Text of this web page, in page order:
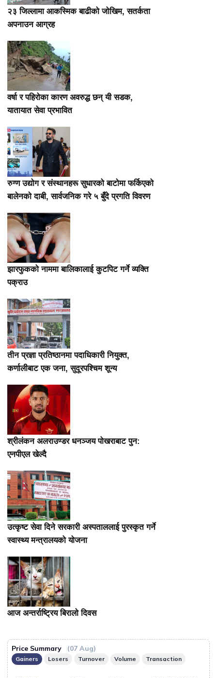
२३ जिल्लामा आकस्मिक बाढीको जोखिम, सतर्कता
अपनाउन आग्रह
वर्षा र पहिरोका कारण अवरुद्ध छन् यी सडक,
यातायात सेवा प्रभावित
रुग्ण उद्योग र संस्थानहरू सुधारको बाटोमा फर्किएको
बालेनकाे दाबी, सार्वजनिक गरे ५ बुँदे प्रगति विवरण
झारफुकको नाममा बालिकालाई कुटपिट गर्ने व्यक्ति
पक्राउ
तीन प्रज्ञा प्रतिष्ठानमा पदाधिकारी नियुक्त,
कर्णालीबाट एक जना, सुदूरपश्चिम शून्य
श्रीलंकन अलराउण्डर धनञ्जय पोखराबाट पुन:
एनपीएल खेल्दै
उत्कृष्ट सेवा दिने सरकारी अस्पताललाई पुरस्कृत गर्ने
स्वास्थ्य मन्त्रालयको योजना
आज अन्तर्राष्ट्रिय बिरालो दिवस